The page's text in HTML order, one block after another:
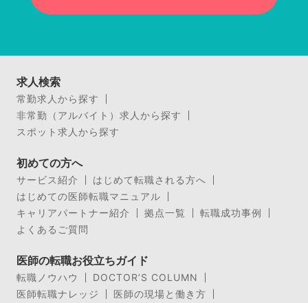
求人検索
常勤求人から探す
非常勤（アルバイト）求人から探す
スポット求人から探す
初めての方へ
サービス紹介
はじめて転職される方へ
はじめての医師転職マニュアル
キャリアパートナー紹介
拠点一覧
転職成功事例
よくあるご質問
医師の転職お役立ちガイド
転職ノウハウ
DOCTOR’S COLUMN
医師転職ナレッジ
医師の現場と働き方